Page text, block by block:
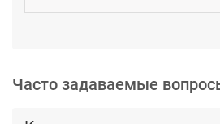
Часто задаваемые